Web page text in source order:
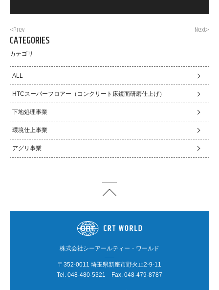
<Prev Next>
CATEGORIES
カテゴリ
ALL
HTCスーパーフロアー（コンクリート床鏡面研磨仕上げ）
下地処理事業
環境仕上事業
アグリ事業
株式会社シーアールティー・ワールド
〒352-0011 埼玉県新座市野火止2-9-11
Tel. 048-480-5321 Fax. 048-479-8787